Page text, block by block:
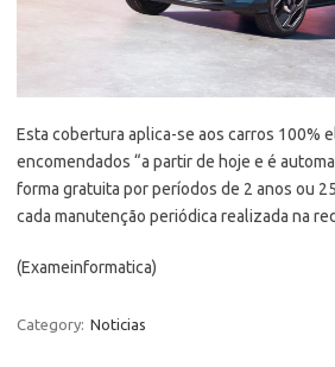
Esta cobertura aplica-se aos carros 100%
encomendados “a partir de hoje e é
forma gratuita por períodos de 2 anos ou
cada manutenção periódica realizada na
(Exameinformatica)
Category: Noticias